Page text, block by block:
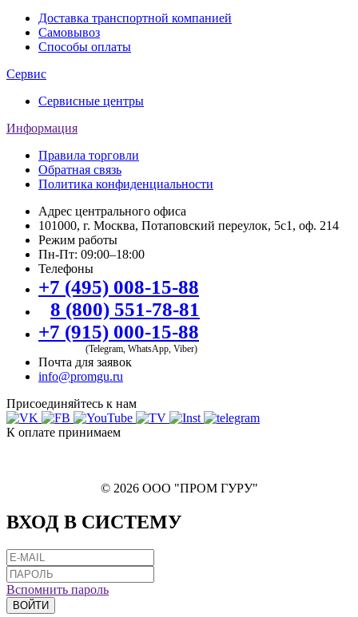
Доставка транспортной компанией
Самовывоз
Способы оплаты
Сервис
Сервисные центры
Информация
Правила торговли
Обратная связь
Политика конфиденциальности
Адрес центрального офиса
101000, г. Москва, Потаповский переулок, 5с1, оф. 214
Режим работы
Пн-Пт: 09:00–18:00
Телефоны
+7 (495) 008-15-88
8 (800) 551-78-81
+7 (915) 000-15-88
(Telegram, WhatsApp, Viber)
Почта для заявок
info@promgu.ru
Присоединяйтесь к нам
К оплате принимаем
© 2026 ООО "ПРОМ ГУРУ"
ВХОД В СИСТЕМУ
Вспомнить пароль
ВОЙТИ